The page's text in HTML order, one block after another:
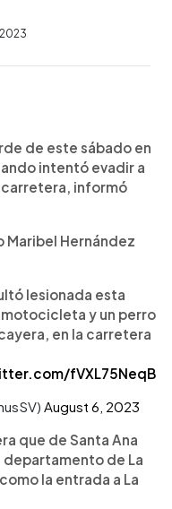
de este sábado en
intentó evadir a
carretera, informó
Hernández
lesionada esta
y un perro
en la carretera
fVXL75NeqB
August 6, 2023
que de Santa Ana
departamento de La
la entrada a La